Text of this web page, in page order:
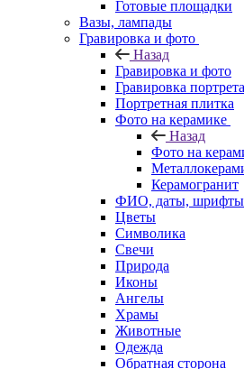
Готовые площадки
Вазы, лампады
Гравировка и фото
Назад
Гравировка и фото
Гравировка портрета
Портретная плитка
Фото на керамике
Назад
Фото на
Керамогранит
ФИО, даты, шрифты
Цветы
Символика
Свечи
Природа
Иконы
Ангелы
Храмы
Животные
Одежда
Обратная сторона